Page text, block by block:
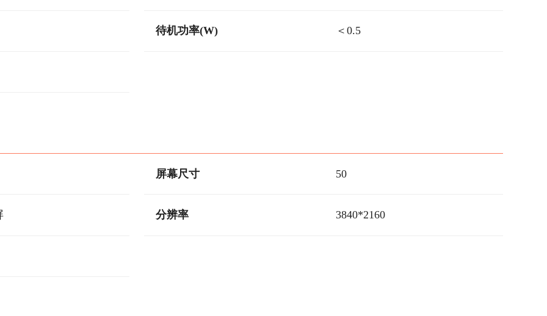
待机功率(W) ＜0.5
屏幕尺寸 50
分辨率 3840*2160